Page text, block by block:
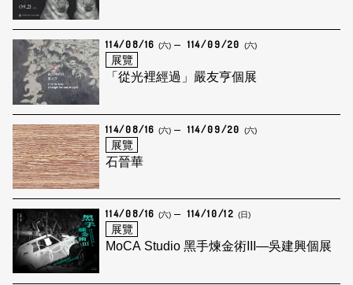
114/08/16 (六) 114/09/20 (六)
展覽
「從光裡經過」嚴友亨個展
114/08/16 (六) 114/09/20 (六)
展覽
石晉華
114/08/16 (六) 114/10/12 (日)
展覽
MoCA Studio 黑手煉金術III—吳建興個展